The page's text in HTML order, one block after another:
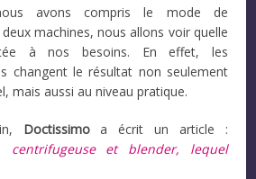
avons compris le mode de
machines, nous allons voir quelle
à nos besoins. En effet, les
changent le résultat non seulement
mais aussi au niveau pratique.
Doctissimoa écrit un article :
centrifugeuse et blender, lequel